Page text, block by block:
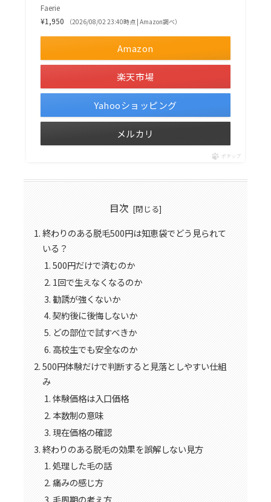
Faerie
¥1,950
（2026/08/02 23:40時点 | Amazon調べ）
Amazon
楽天市場
Yahooショッピング
メルカリ
ポチップ
目次
終わりのある脱毛500円は知恵袋でどう見られて
いる？
500円だけで済むのか
1回で生えなくなるのか
勧誘が強くないか
契約後に後悔しないか
どの部位で試すべきか
高校生でも安全なのか
500円体験だけで判断すると見落としやすい仕組
み
体験価格は入口価格
本数制の意味
現在価格の確認
終わりのある脱毛の効果を誤解しない見方
処理した毛の話
痛みの感じ方
毛周期の考え方